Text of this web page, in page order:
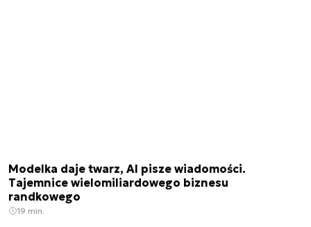
Modelka daje twarz, AI pisze wiadomości.
Tajemnice wielomiliardowego biznesu
randkowego
19 min.